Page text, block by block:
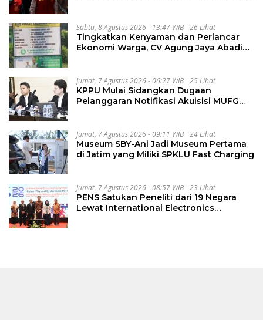
Sabtu, 8 Agustus 2026 - 13:47 WIB 26 Lihat
Tingkatkan Kenyaman dan Perlancar
Ekonomi Warga, CV Agung Jaya Abadi
Jumat, 7 Agustus 2026 - 06:27 WIB 25 Lihat
KPPU Mulai Sidangkan Dugaan
Pelanggaran Notifikasi Akuisisi MUFG
Jumat, 7 Agustus 2026 - 09:11 WIB 24 Lihat
Museum SBY-Ani Jadi Museum Pertama
di Jatim yang Miliki SPKLU Fast Charging
Jumat, 7 Agustus 2026 - 08:57 WIB 23 Lihat
PENS Satukan Peneliti dari 19 Negara
Lewat International Electronics